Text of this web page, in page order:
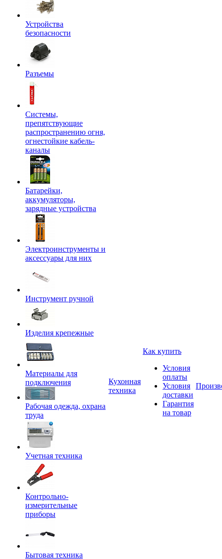
Устройства
безопасности
Разъемы
Системы,
препятствующие
распространению огня,
огнестойкие кабель-
каналы
Батарейки,
аккумуляторы,
зарядные устройства
Электроинструменты и
аксессуары для них
Инструмент ручной
Изделия крепежные
Материалы для
подключения
Рабочая одежда, охрана
труда
Учетная техника
Контрольно-
измерительные
приборы
Бытовая техника
Кухонная
техника
Как купить
Условия
оплаты
Условия
доставки
Гарантия
на товар